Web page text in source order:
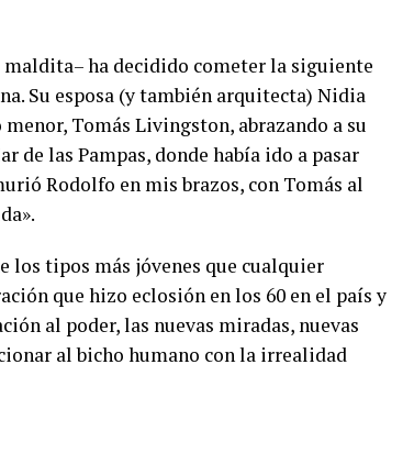
maldita– ha decidido cometer la siguiente
Su esposa (y también arquitecta) Nidia
Tomás Livingston, abrazando a su
de las Pampas, donde había ido a pasar
Rodolfo en mis brazos, con Tomás al
los tipos más jóvenes que cualquier
que hizo eclosión en los 60 en el país y
al poder, las nuevas miradas, nuevas
al bicho humano con la irrealidad